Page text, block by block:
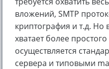
вложений, SMTP
криптография и т.д. Но
хватает более
осуществляется
сервера и типовыми